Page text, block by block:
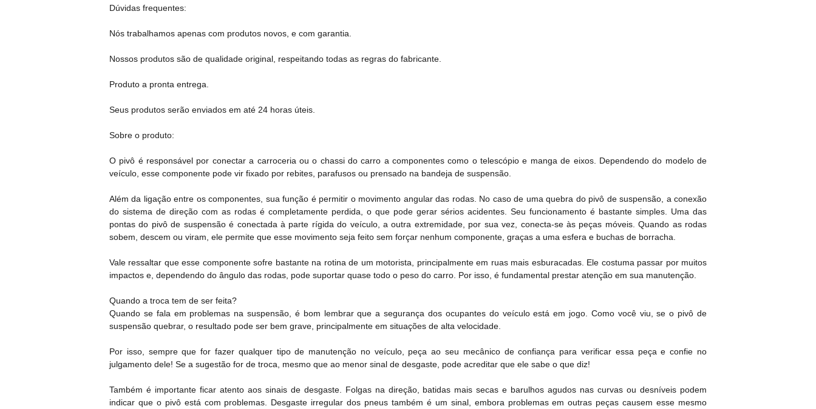
Dúvidas frequentes:
Nós trabalhamos apenas com produtos novos, e com garantia.
Nossos produtos são de qualidade original, respeitando todas as regras do fabricante.
Produto a pronta entrega.
Seus produtos serão enviados em até 24 horas úteis.
Sobre o produto:
O pivô é responsável por conectar a carroceria ou o chassi do carro a componentes como o telescópio e manga de eixos. Dependendo do modelo de
veículo, esse componente pode vir fixado por rebites, parafusos ou prensado na bandeja de suspensão.
Além da ligação entre os componentes, sua função é permitir o movimento angular das rodas. No caso de uma quebra do pivô de suspensão, a conexão
do sistema de direção com as rodas é completamente perdida, o que pode gerar sérios acidentes. Seu funcionamento é bastante simples. Uma das
pontas do pivô de suspensão é conectada à parte rígida do veículo, a outra extremidade, por sua vez, conecta-se às peças móveis. Quando as rodas
sobem, descem ou viram, ele permite que esse movimento seja feito sem forçar nenhum componente, graças a uma esfera e buchas de borracha.
Vale ressaltar que esse componente sofre bastante na rotina de um motorista, principalmente em ruas mais esburacadas. Ele costuma passar por muitos
impactos e, dependendo do ângulo das rodas, pode suportar quase todo o peso do carro. Por isso, é fundamental prestar atenção em sua manutenção.
Quando a troca tem de ser feita?
Quando se fala em problemas na suspensão, é bom lembrar que a segurança dos ocupantes do veículo está em jogo. Como você viu, se o pivô de
suspensão quebrar, o resultado pode ser bem grave, principalmente em situações de alta velocidade.
Por isso, sempre que for fazer qualquer tipo de manutenção no veículo, peça ao seu mecânico de confiança para verificar essa peça e confie no
julgamento dele! Se a sugestão for de troca, mesmo que ao menor sinal de desgaste, pode acreditar que ele sabe o que diz!
Também é importante ficar atento aos sinais de desgaste. Folgas na direção, batidas mais secas e barulhos agudos nas curvas ou desníveis podem
indicar que o pivô está com problemas. Desgaste irregular dos pneus também é um sinal, embora problemas em outras peças causem esse mesmo